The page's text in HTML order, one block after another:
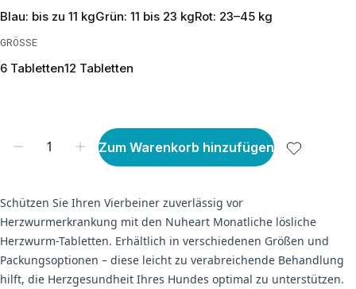
Blau: bis zu 11 kgGrün: 11 bis 23 kgRot: 23–45 kg
GRÖSSE
6 Tabletten12 Tabletten
Zum Warenkorb hinzufügen
Schützen Sie Ihren Vierbeiner zuverlässig vor
Herzwurmerkrankung mit den Nuheart Monatliche lösliche
Herzwurm-Tabletten. Erhältlich in verschiedenen Größen und
Packungsoptionen – diese leicht zu verabreichende Behandlung
hilft, die Herzgesundheit Ihres Hundes optimal zu unterstützen.